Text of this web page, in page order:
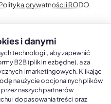
prywatności i RODO
Ścienne
trójdzielne
Kalendarze jednodzielne
i danymi
technologii, aby zapewnić
B2B (pliki niezbędne), a za
i marketingowych. Klikając
na użycie opcjonalnych plików
naszych partnerów
i dopasowania treści oraz